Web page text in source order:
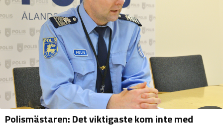
Polismästaren: Det viktigaste kom inte med